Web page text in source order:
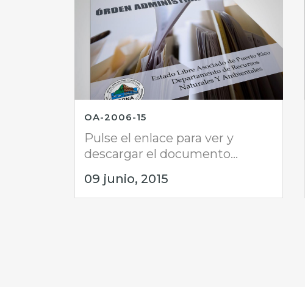
OA-2006-15
Pulse el enlace para ver y
descargar el documento...
09 junio, 2015